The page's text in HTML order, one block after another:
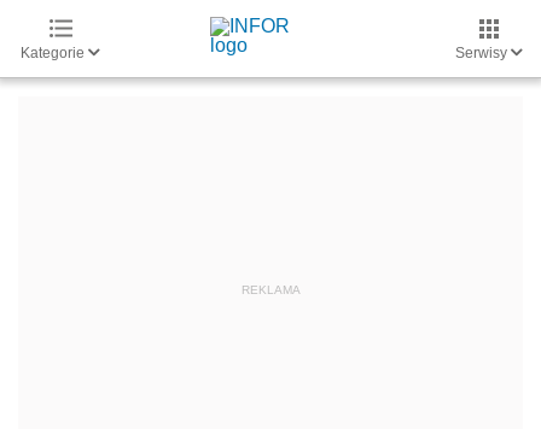
Kategorie Serwisy